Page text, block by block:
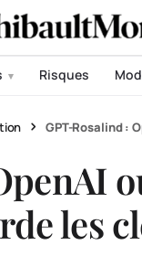
▾ Risques
GPT-Rosalind :
les